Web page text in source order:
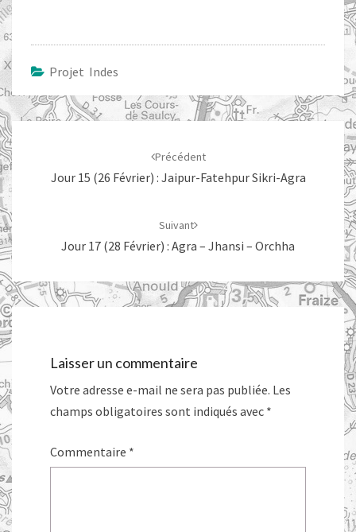
Projet Indes
Navigation
d'article
Précédent
Jour 15 (26 Février) : Jaipur-Fatehpur Sikri-Agra
Suivant
Jour 17 (28 Février) : Agra – Jhansi – Orchha
Laisser un commentaire
Votre adresse e-mail ne sera pas publiée. Les
champs obligatoires sont indiqués avec *
Commentaire *